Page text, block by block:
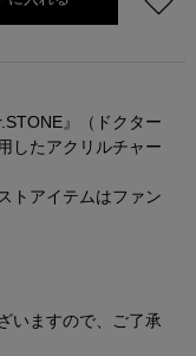
』（ドクター
したアクリルチャー
トアイテムはファン
いますので、ご了承